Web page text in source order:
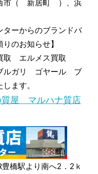
市（ 新居町 ）、浜
ターからのブランドバ
のお知らせ】
買取 エルメス買取
ガリ ゴヤール ブ
ます。
質屋 マルハナ質店
橋駅より南へ2．2ｋ